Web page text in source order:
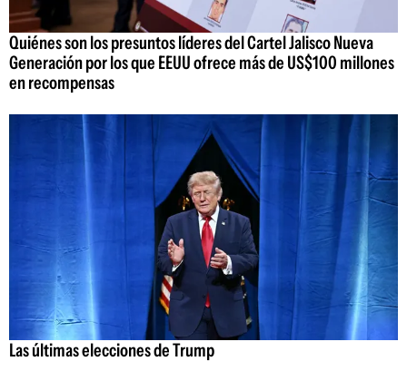
Quiénes son los presuntos líderes del Cartel Jalisco Nueva
Generación por los que EEUU ofrece más de US$100 millones
en recompensas
Las últimas elecciones de Trump